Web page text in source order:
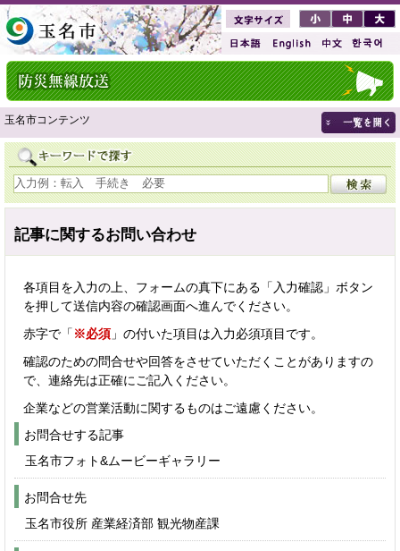
玉名市コンテンツ
記事に関するお問い合わせ
各項目を入力の上、フォームの真下にある「入力確認」ボタン
を押して送信内容の確認画面へ進んでください。
赤字で「 ※必須 」の付いた項目は入力必須項目です。
確認のための問合せや回答をさせていただくことがありますの
で、連絡先は正確にご記入ください。
企業などの営業活動に関するものはご遠慮ください。
お問合せする記事
玉名市フォト&ムービーギャラリー
お問合せ先
玉名市役所 産業経済部 観光物産課